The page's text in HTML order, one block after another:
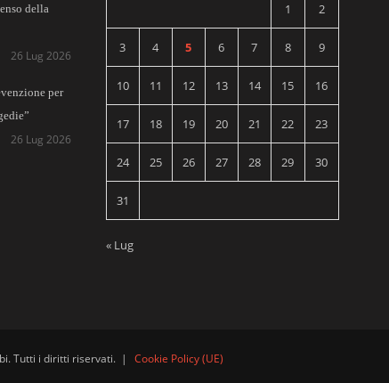
della
26 Lug 2026
per
26 Lug 2026
1 2
3 4 5 6 7 8 9
10 11 12 13 14 15 16
17 18 19 20 21 22 23
24 25 26 27 28 29 30
31
« Lug
Tutti i diritti riservati. | Cookie Policy (UE)